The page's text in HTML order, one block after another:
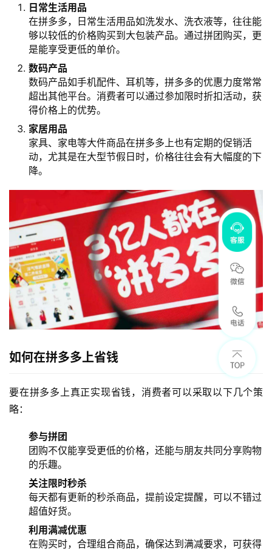
日常生活用品
在拼多多，日常生活用品如洗发水、洗衣液等，往往能
够以较低的价格购买到大包装产品。通过拼团购买，更
是能享受更低的单价。
数码产品
数码产品如手机配件、耳机等，拼多多的优惠力度常常
超出其他平台。消费者可以通过参加限时折扣活动，获
得价格上的优势。
家居用品
家具、家电等大件商品在拼多多上也有定期的促销活
动，尤其是在大型节假日时，价格往往会有大幅度的下
降。
如何在拼多多上省钱
要在拼多多上真正实现省钱，消费者可以采取以下几个策
略：
参与拼团
团购不仅能享受更低的价格，还能与朋友共同分享购物
的乐趣。
关注限时秒杀
每天都有更新的秒杀商品，提前设定提醒，可以不错过
超值好货。
利用满减优惠
在购买时，合理组合商品，确保达到满减要求，可获得